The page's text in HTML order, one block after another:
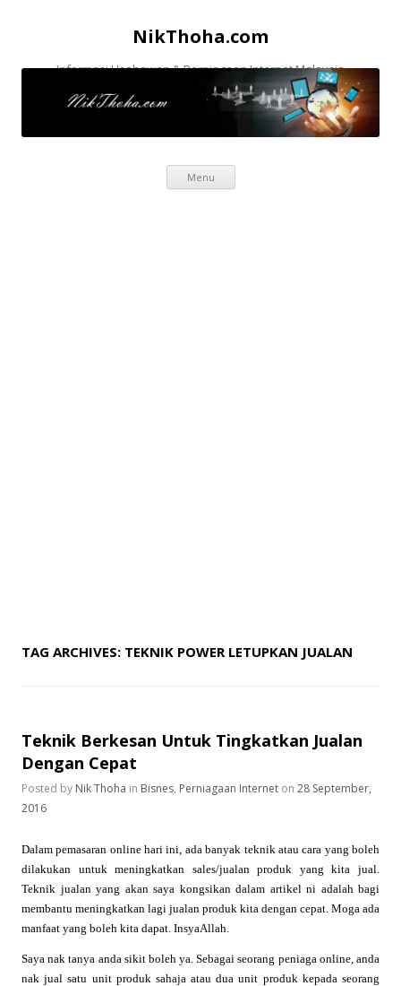
NikThoha.com
Informasi Usahawan & Perniagaan Internet Malaysia
Menu
Skip to content
TAG ARCHIVES: TEKNIK POWER LETUPKAN JUALAN
Teknik Berkesan Untuk Tingkatkan Jualan
Dengan Cepat
Posted by Nik Thoha in Bisnes, Perniagaan Internet on 28 September,
2016
Dalam pemasaran online hari ini, ada banyak teknik atau cara yang boleh
dilakukan untuk meningkatkan sales/jualan produk yang kita jual.
Teknik jualan yang akan saya kongsikan dalam artikel ni adalah bagi
membantu meningkatkan lagi jualan produk kita dengan cepat. Moga ada
manfaat yang boleh kita dapat. InsyaAllah.
Saya nak tanya anda sikit boleh ya. Sebagai seorang peniaga online, anda
nak jual satu unit produk sahaja atau dua unit produk kepada seorang